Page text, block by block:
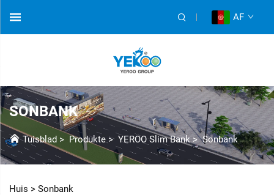
AF
SONBANK
Tuisblad > Produkte> YEROO Slim Bank >Sonbank
Huis > Sonbank